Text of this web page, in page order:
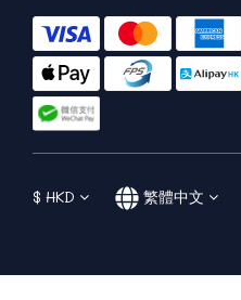
$ HKD 繁體中文